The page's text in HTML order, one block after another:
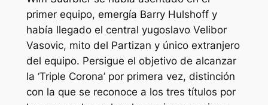
primer equipo, emergía Barry Hulshoff y
había llegado el central yugoslavo Velibor
Vasovic, mito del Partizan y único extranjero
del equipo. Persigue el objetivo de alcanzar
la ‘Triple Corona’ por primera vez, distinción
con la que se reconoce a los tres títulos por